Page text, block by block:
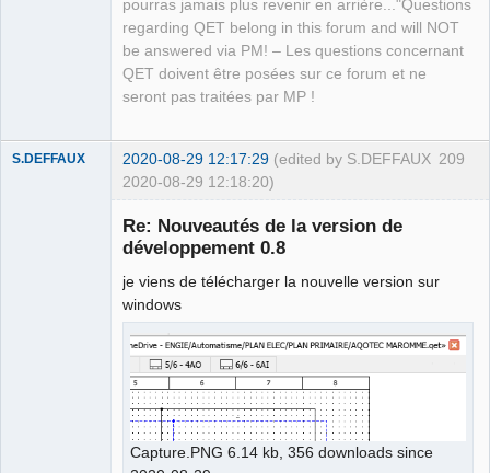
pourras jamais plus revenir en arrière..."Questions
regarding QET belong in this forum and will NOT
be answered via PM! – Les questions concernant
QET doivent être posées sur ce forum et ne
seront pas traitées par MP !
209
S.DEFFAUX 2020-08-29 12:17:29 (edited by S.DEFFAUX
2020-08-29 12:18:20)
Re: Nouveautés de la version de
développement 0.8
je viens de télécharger la nouvelle version sur
windows
Capture.PNG 6.14 kb, 356 downloads since